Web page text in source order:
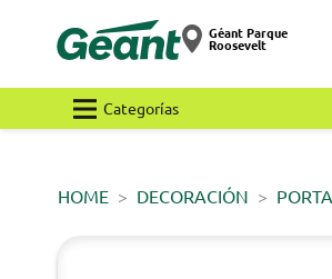
Géant Parque
Roosevelt
Categorías
HOME DECORACIÓN